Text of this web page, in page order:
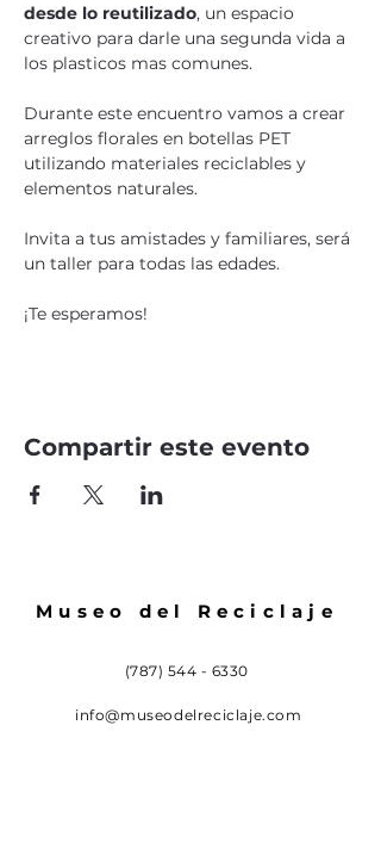
desde lo reutilizado, un espacio
creativo para darle una segunda vida a
los plasticos mas comunes.
Durante este encuentro vamos a crear
arreglos florales en botellas PET
utilizando materiales reciclables y
elementos naturales.
Invita a tus amistades y familiares, será
un taller para todas las edades.
¡Te esperamos!
Compartir este evento
Museo del Reciclaje
(787) 544 - 6330
info@museodelreciclaje.com